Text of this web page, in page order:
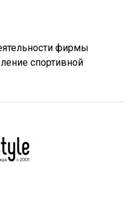
фирмы
спортивной